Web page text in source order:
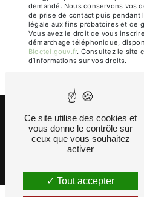
demandé. Nous conservons vos
de prise de contact puis pendant
légale aux fins probatoires et de
Vous avez le droit de vous
démarchage téléphonique,
Bloctel.gouv.fr. Consultez le site
d’informations sur vos droits.
Recherches
Vistalid- 2026 -
Ce site utilise des cookies et
vous donne le contrôle sur
ceux que vous souhaitez
activer
Tout accepter